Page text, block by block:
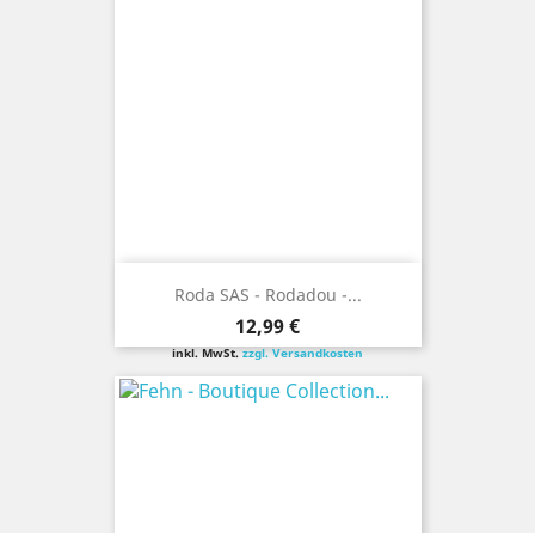
Roda SAS - Rodadou -...
Preis
12,99 €
inkl. MwSt.zzgl. Versandkosten